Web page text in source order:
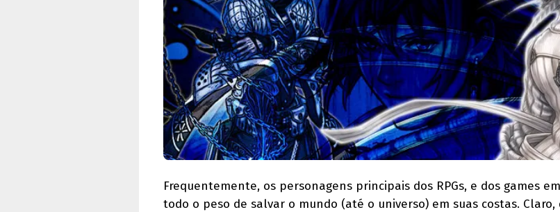
Frequentemente, os personagens principais dos RPGs, e dos games
todo o peso de salvar o mundo (até o universo) em suas costas.